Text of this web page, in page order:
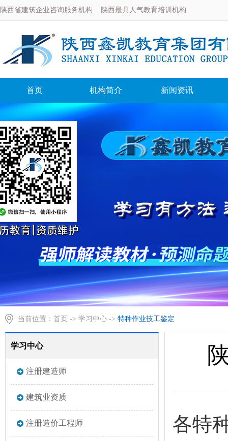
陕西省建筑企业咨询服务机构 陕西最具人气教育培训机构
首页 机构简介 新闻资讯
当前位置： 首页 -> 学习中心 -> 特种作业技工鉴定
学习中心
注册建造师
建筑业资质
注册造价工程师
各特